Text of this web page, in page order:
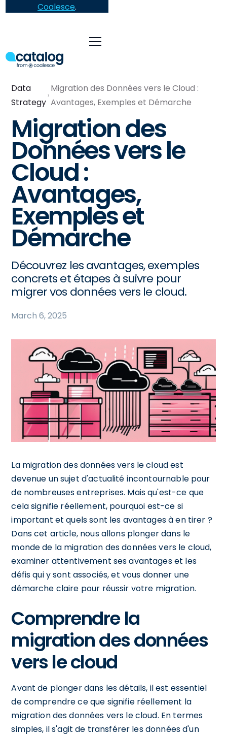
Coalesce.
Data
Strategy
Migration des Données vers le Cloud :
Avantages, Exemples et Démarche
Migration des
Données vers le
Cloud :
Avantages,
Exemples et
Démarche
Découvrez les avantages, exemples
concrets et étapes à suivre pour
migrer vos données vers le cloud.
March 6, 2025
La migration des données vers le cloud est
devenue un sujet d'actualité incontournable pour
de nombreuses entreprises. Mais qu'est-ce que
cela signifie réellement, pourquoi est-ce si
important et quels sont les avantages à en tirer ?
Dans cet article, nous allons plonger dans le
monde de la migration des données vers le cloud,
examiner attentivement ses avantages et les
défis qui y sont associés, et vous donner une
démarche claire pour réussir votre migration.
Comprendre la
migration des données
vers le cloud
Avant de plonger dans les détails, il est essentiel
de comprendre ce que signifie réellement la
migration des données vers le cloud. En termes
simples, il s'agit de transférer les données d'un